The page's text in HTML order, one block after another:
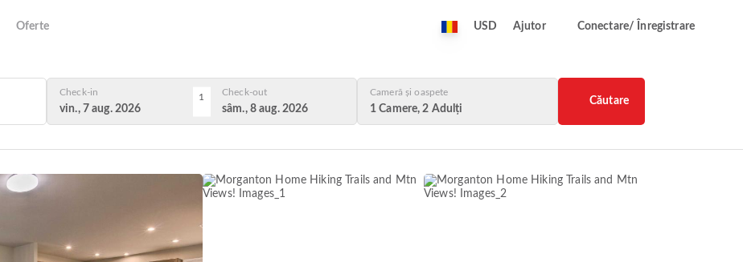
Oferte USD Ajutor Conectare/ Înregistrare
Check-in
vin., 7 aug. 2026
1 Check-out
sâm., 8 aug. 2026
Cameră și oaspete
1 Camere, 2 Adulți
Căutare